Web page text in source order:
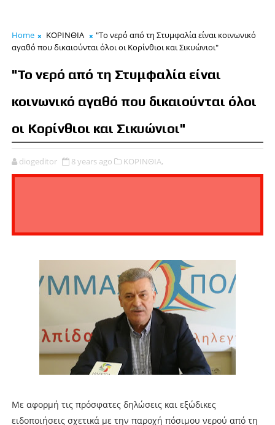
Home ΚΟΡΙΝΘΙΑ
"Το νερό από τη Στυμφαλία είναι κοινωνικό
αγαθό που δικαιούνται όλοι οι Κορίνθιοι και Σικυώνιοι"
"Το νερό από τη Στυμφαλία είναι
κοινωνικό αγαθό που δικαιούνται όλοι
οι Κορίνθιοι και Σικυώνιοι"
diogeditor 8 years ago ΚΟΡΙΝΘΙΑ,
Με αφορμή τις πρόσφατες δηλώσεις και εξώδικες
ειδοποιήσεις σχετικά με την παροχή πόσιμου νερού από τη